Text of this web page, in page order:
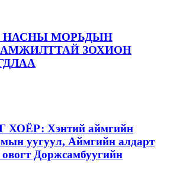
НАСНЫ МОРЬДЫН
ЗОХИОН
Хэнтий аймгийн
уугуул, Аймгийн алдарт
Доржсамбуугийн